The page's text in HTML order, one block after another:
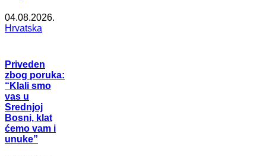
04.08.2026.
Hrvatska
Priveden
zbog poruka:
“Klali smo
vas u
Srednjoj
Bosni, klat
ćemo vam i
unuke”